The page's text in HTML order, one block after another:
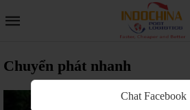
Chuyển phát nhanh
Chat Facebook